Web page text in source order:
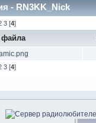
- RN3KK_Nick
3 [4]
файла
3 [4]